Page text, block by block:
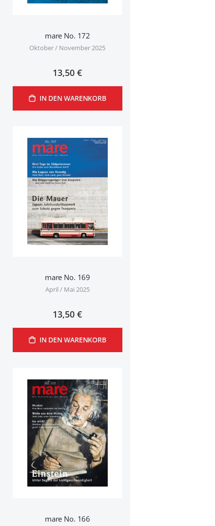
mare No. 172
Oktober / November 2025
13,50 €
IN DEN WARENKORB
mare No. 169
April / Mai 2025
13,50 €
IN DEN WARENKORB
mare No. 166